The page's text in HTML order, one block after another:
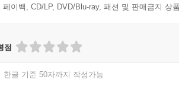
페이백, CD/LP, DVD/Blu-ray, 패션 및 판매금지 상
점
한글 기준 50자까지 작성가능